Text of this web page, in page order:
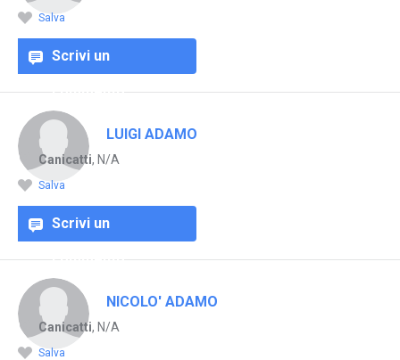
Salva
Scrivi un
commento
LUIGI ADAMO
Canicatti, N/A
Salva
Scrivi un
commento
NICOLO' ADAMO
Canicatti, N/A
Salva